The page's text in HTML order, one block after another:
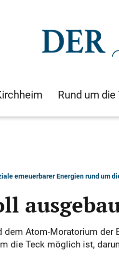
Rund um die
erneuerbarer Energien rund um
Atom-Moratorium der
die Teck möglich ist,